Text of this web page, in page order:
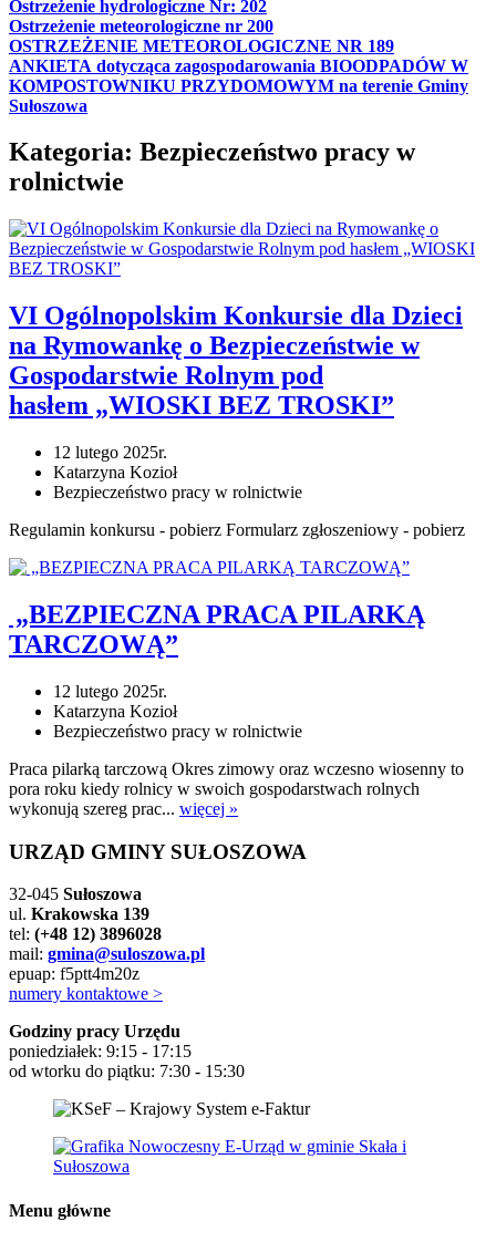
Ostrzeżenie hydrologiczne Nr: 202
Ostrzeżenie meteorologiczne nr 200
OSTRZEŻENIE METEOROLOGICZNE NR 189
ANKIETA dotycząca zagospodarowania BIOODPADÓW W
KOMPOSTOWNIKU PRZYDOMOWYM na terenie Gminy
Sułoszowa
Kategoria: Bezpieczeństwo pracy w
rolnictwie
VI Ogólnopolskim Konkursie dla Dzieci
na Rymowankę o Bezpieczeństwie w
Gospodarstwie Rolnym pod
hasłem „WIOSKI BEZ TROSKI”
12 lutego 2025r.
Katarzyna Kozioł
Bezpieczeństwo pracy w rolnictwie
Regulamin konkursu - pobierz Formularz zgłoszeniowy - pobierz
„BEZPIECZNA PRACA PILARKĄ
TARCZOWĄ”
12 lutego 2025r.
Katarzyna Kozioł
Bezpieczeństwo pracy w rolnictwie
Praca pilarką tarczową Okres zimowy oraz wczesno wiosenny to
pora roku kiedy rolnicy w swoich gospodarstwach rolnych
wykonują szereg prac... więcej »
URZĄD GMINY SUŁOSZOWA
32-045 Sułoszowa
ul. Krakowska 139
tel: (+48 12) 3896028
mail: gmina@suloszowa.pl
epuap: f5ptt4m20z
numery kontaktowe >
Godziny pracy Urzędu
poniedziałek: 9:15 - 17:15
od wtorku do piątku: 7:30 - 15:30
Menu główne